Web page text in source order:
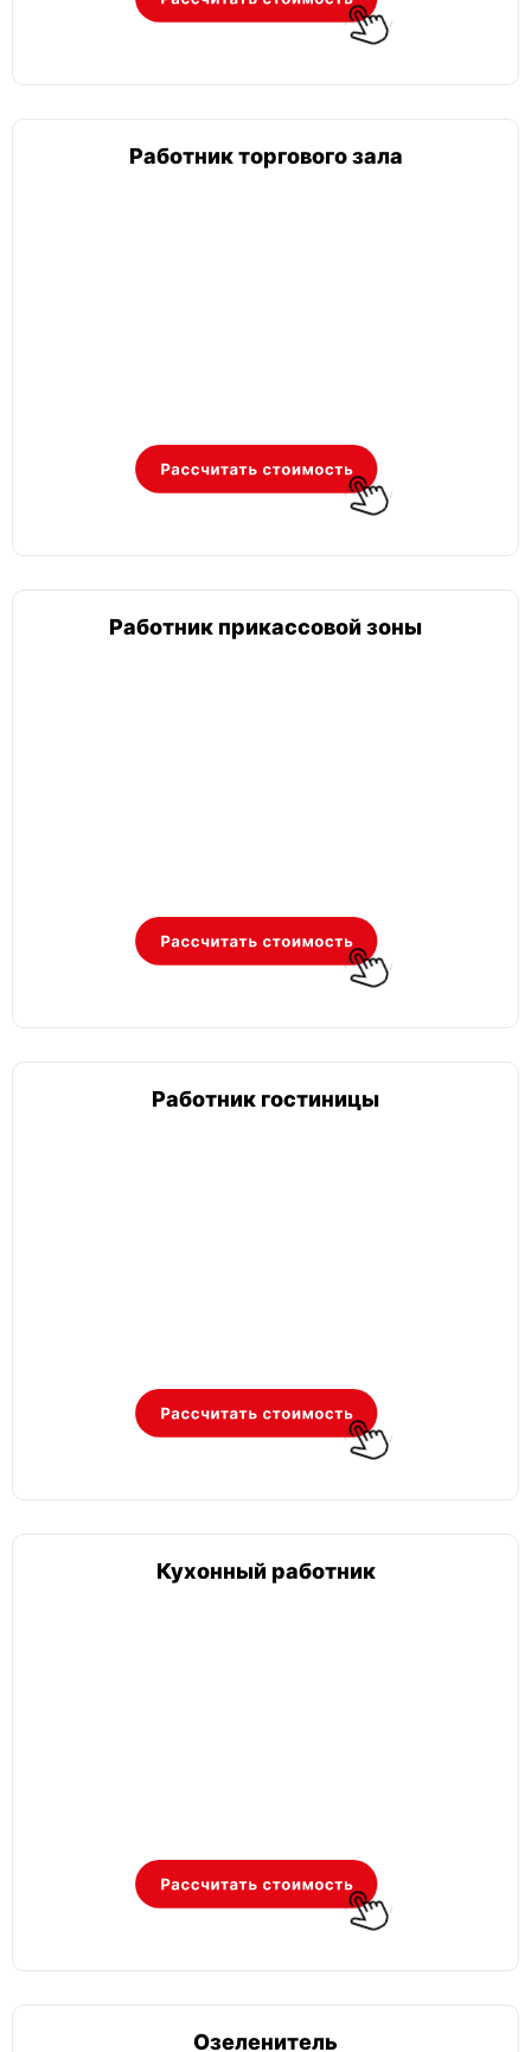
Работник торгового зала
Работник прикассовой зоны
Работник гостиницы
Кухонный работник
Озеленитель